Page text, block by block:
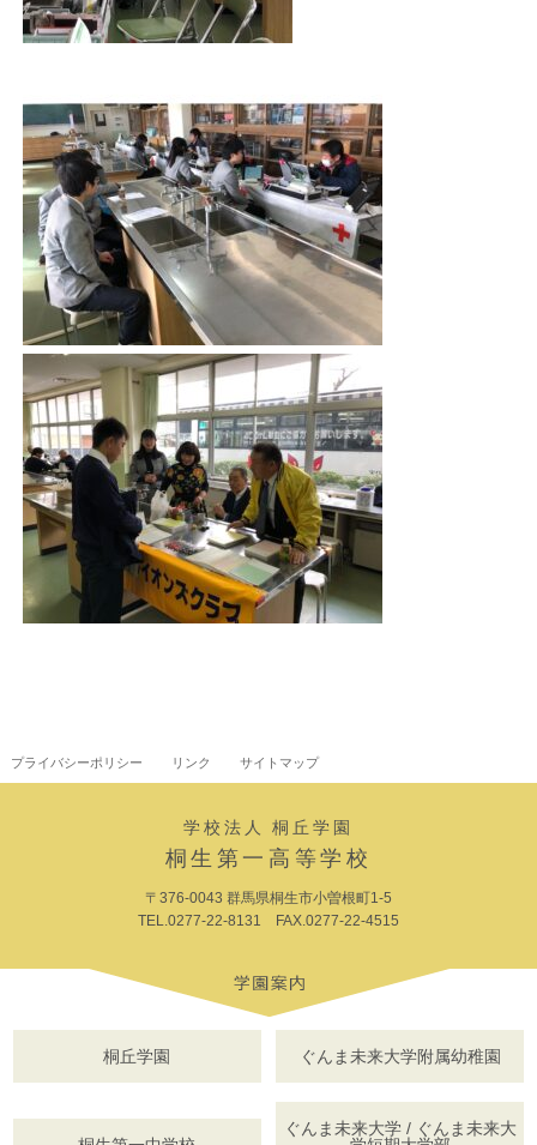
プライバシーポリシー リンク サイトマップ
学校法人 桐丘学園
桐生第一高等学校
〒376-0043 群馬県桐生市小曽根町1-5
TEL.0277-22-8131 FAX.0277-22-4515
桐丘学園 ぐんま未来大学附属幼稚園
ぐんま未来大学 / ぐんま未来大